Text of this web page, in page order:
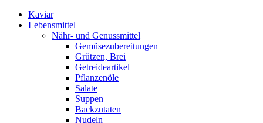
Kaviar
Lebensmittel
Nähr- und Genussmittel
Gemüsezubereitungen
Grützen, Brei
Getreideartikel
Pflanzenöle
Salate
Suppen
Backzutaten
Nudeln